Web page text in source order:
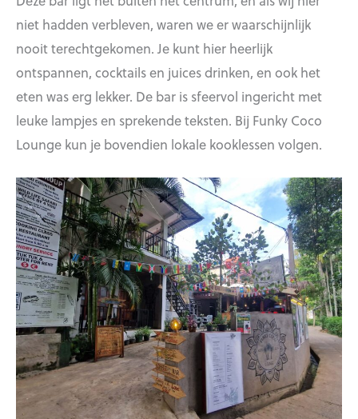
niet hadden verbleven, waren we er waarschijnlijk
nooit terechtgekomen. Je kunt hier heerlijk
ontspannen, cocktails en juices drinken, en ook het
eten was erg lekker. De bar is sfeervol ingericht met
leuke lampjes en sprekende teksten. Bij Funky Coco
Lounge kun je bovendien lokale kooklessen volgen.